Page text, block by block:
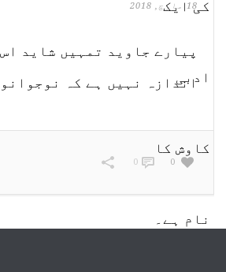
18 مارچ, 2018
پیارے جاوید تمہیں شاید
اندازہ نہیں ہے کہ
0
0